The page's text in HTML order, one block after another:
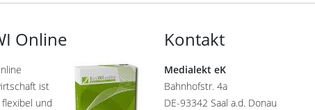
Online
ist
und
Kontakt
Medialekt eK
Bahnhofstr. 4a
DE-93342 Saal a.d. Donau